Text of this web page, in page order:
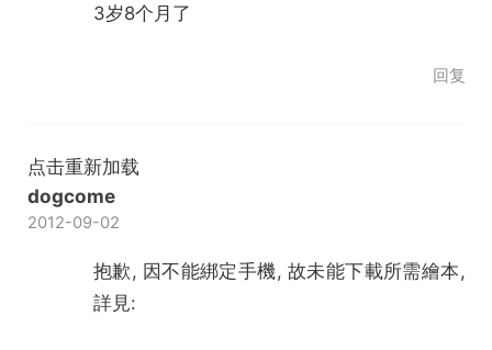
3岁8个月了
回复
点击重新加载
dogcome
2012-09-02
抱歉, 因不能綁定手機, 故未能下載所需繪本,
詳見: